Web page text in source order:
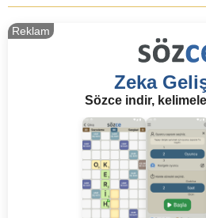
Zeka
Sözce indir,
Reklam